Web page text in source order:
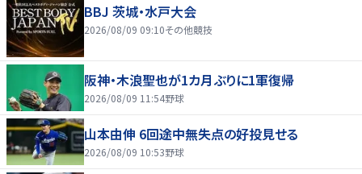
BBJ 茨城・水戸大会
2026/08/09 09:10その他競技
阪神・木浪聖也が1カ月ぶりに1軍復帰
2026/08/09 11:54野球
山本由伸 6回途中無失点の好投見せる
2026/08/09 10:53野球